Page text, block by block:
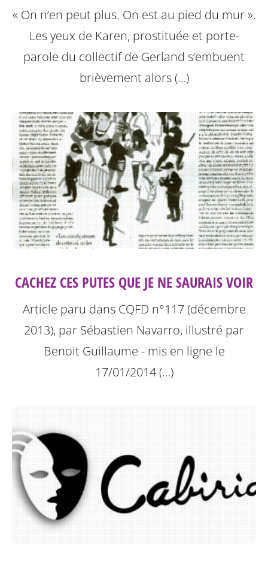
« On n’en peut plus. On est au pied du mur ».
Les yeux de Karen, prostituée et porte-
parole du collectif de Gerland s’embuent
brièvement alors (…)
CACHEZ CES PUTES QUE JE NE SAURAIS VOIR
Article paru dans CQFD n°117 (décembre
2013), par Sébastien Navarro, illustré par
Benoit Guillaume - mis en ligne le
17/01/2014 (…)